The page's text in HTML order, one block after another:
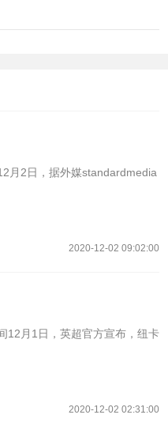
2020-12-02 09:02:00
2020-12-02 02:31:00